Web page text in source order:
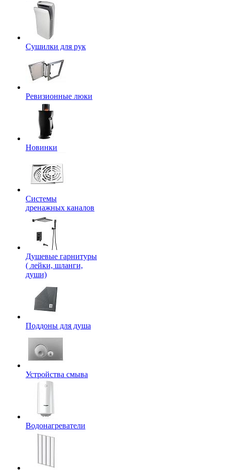
Сушилки для рук
Ревизионные люки
Новинки
Системы
дренажных каналов
Душевые гарнитуры
( лейки, шланги,
души)
Поддоны для душа
Устройства смыва
Водонагреватели